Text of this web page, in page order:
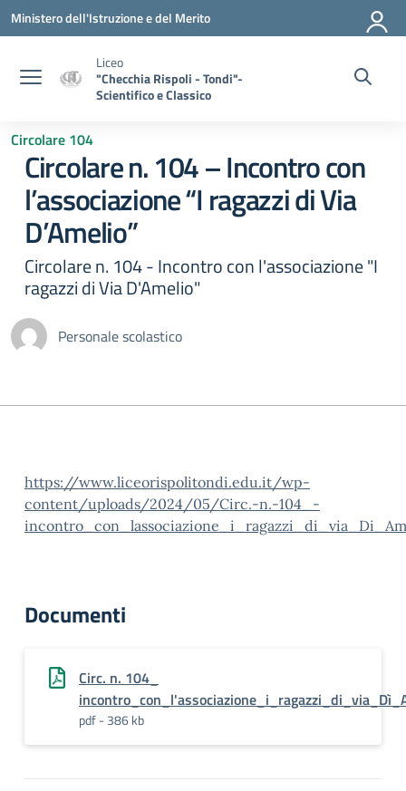
Vai ai contenuti
Vai al menu di navigazione
Vai al footer
Ministero dell'Istruzione e del Merito
Liceo
"Checchia Rispoli - Tondi"-
Scientifico e Classico
Circolare 104
Circolare n. 104 – Incontro con
l’associazione “I ragazzi di Via
D’Amelio”
Circolare n. 104 - Incontro con l'associazione "I
ragazzi di Via D'Amelio"
Personale scolastico
https://www.liceorispolitondi.edu.it/wp-
content/uploads/2024/05/Circ.-n.-104_-
Documenti
Circ. n. 104_
pdf - 386 kb